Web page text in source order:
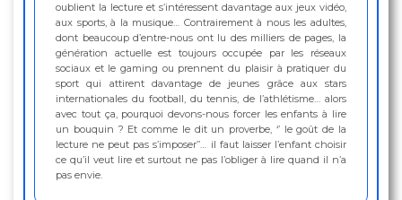
oublient la lecture et s’intéressent davantage aux jeux vidéo,
aux sports, à la musique… Contrairement à nous les adultes,
dont beaucoup d’entre-nous ont lu des milliers de pages, la
génération actuelle est toujours occupée par les réseaux
sociaux et le gaming ou prennent du plaisir à pratiquer du
sport qui attirent davantage de jeunes grâce aux stars
internationales du football, du tennis, de l’athlétisme… alors
avec tout ça, pourquoi devons-nous forcer les enfants à lire
un bouquin ? Et comme le dit un proverbe, ‘’ le goût de la
lecture ne peut pas s’imposer’’… il faut laisser l’enfant choisir
ce qu’il veut lire et surtout ne pas l’obliger à lire quand il n’a
pas envie.